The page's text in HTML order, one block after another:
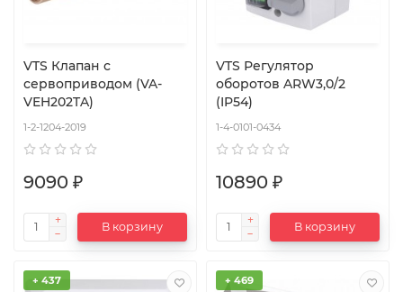
VTS Клапан с
сервоприводом (VA-
VEH202TA)
1-2-1204-2019
9090 ₽
В корзину
VTS Регулятор
оборотов ARW3,0/2
(IP54)
1-4-0101-0434
10890 ₽
В корзину
+ 437 + 469